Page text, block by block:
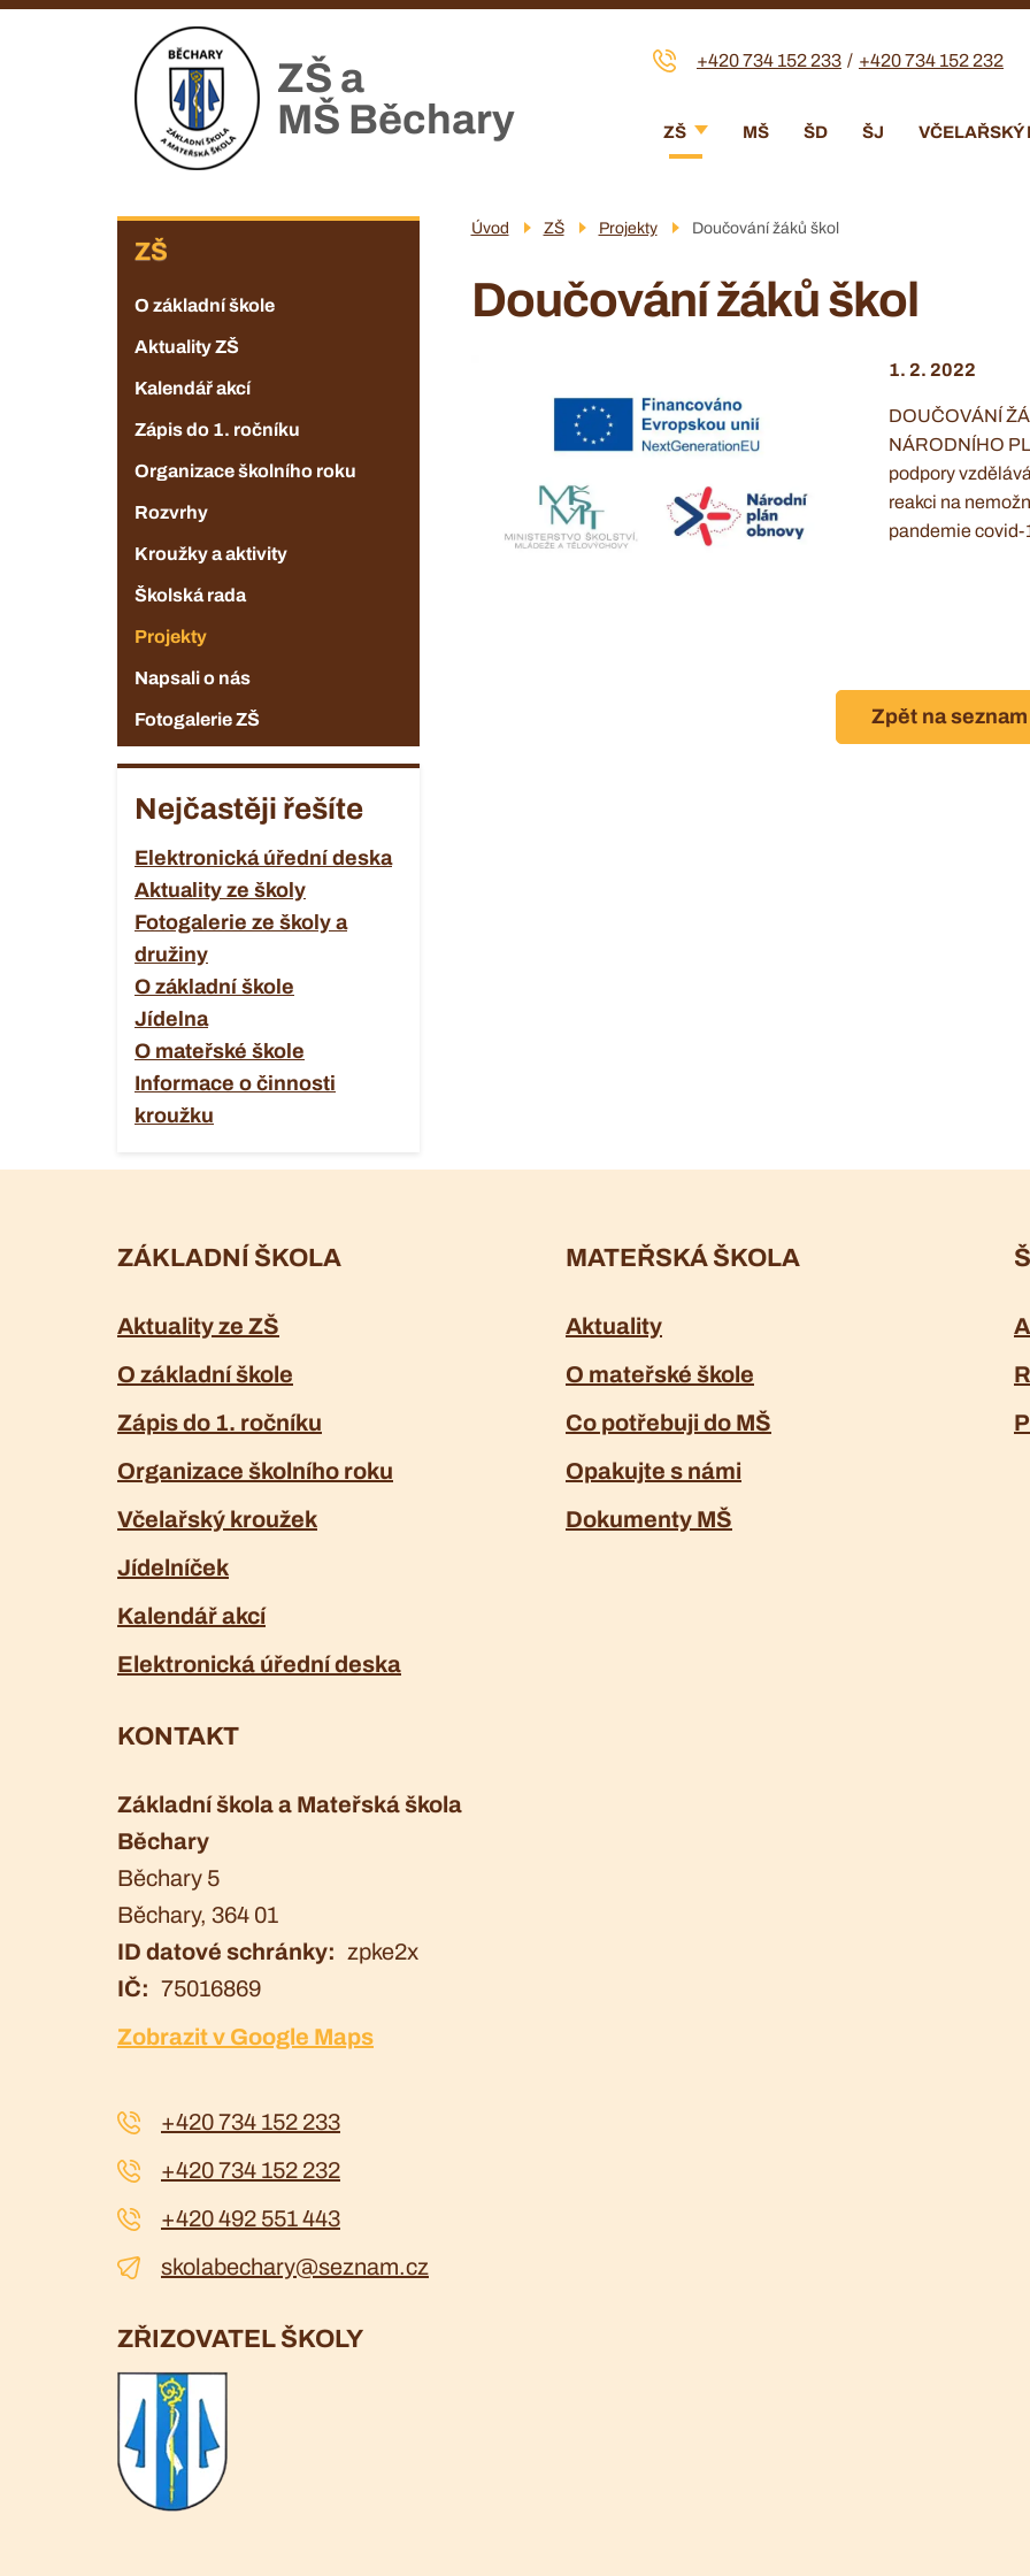
Přejít
ZŠ a
MŠ Běchary
+420 734 152 233 +420 734 152 232
Menu
navigace
ZŠ MŠ ŠD ŠJ VČELAŘSKÝ
ZŠ
ZŠ
O základní škole
Aktuality ZŠ
Kalendář akcí
Zápis do 1. ročníku
Organizace školního roku
Rozvrhy
Kroužky a aktivity
Školská rada
Projekty
Napsali o nás
Fotogalerie ZŠ
Nejčastěji řešíte
Elektronická úřední deska
Aktuality ze školy
Fotogalerie ze školy a
družiny
O základní škole
Jídelna
O mateřské škole
Informace o činnosti
kroužku
Úvod ZŠ Projekty Doučování žáků škol
Doučování žáků škol
1. 2. 2022
DOUČOVÁNÍ
NÁRODNÍHO
podpory
reakci na
pandemie covid-
Zpět na seznam
ZÁKLADNÍ ŠKOLA
Aktuality ze ZŠ
O základní škole
Zápis do 1. ročníku
Organizace školního roku
Včelařský kroužek
Jídelníček
Kalendář akcí
Elektronická úřední deska
MATEŘSKÁ ŠKOLA
Aktuality
O mateřské škole
Co potřebuji do MŠ
Opakujte s námi
Dokumenty MŠ
KONTAKT
Základní škola a Mateřská škola
Běchary
Běchary 5
Běchary, 364 01
ID datové schránky
zpke2x
IČ
75016869
Zobrazit v Google Maps
+420 734 152 233
+420 734 152 232
+420 492 551 443
skolabechary@seznam.cz
ZŘIZOVATEL ŠKOLY